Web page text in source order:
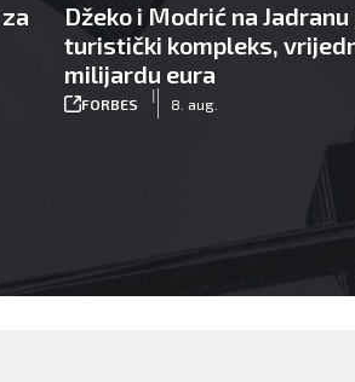
Džeko i Modrić na
turistički kompleks,
milijardu eura
FORBES
|
8. aug.